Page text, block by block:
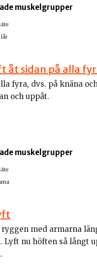
muskelgrupper
lår
åt sidan på alla
fyra, dvs. på knäna
och uppåt.
muskelgrupper
med armarna
Lyft nu höften så långt